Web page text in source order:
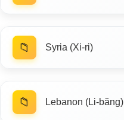
📁 Syria (Xi-ri)
📁 Lebanon (Li-băng)